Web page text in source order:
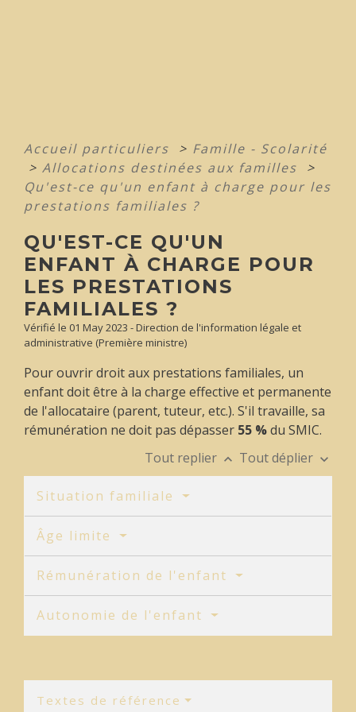
Accueil particuliers > Famille - Scolarité
> Allocations destinées aux familles
>
Qu'est-ce qu'un enfant à charge pour les
prestations familiales ?
QU'EST-CE QU'UN
ENFANT À CHARGE POUR
LES PRESTATIONS
FAMILIALES ?
Vérifié le 01 May 2023 - Direction de l'information légale et
administrative (Première ministre)
Pour ouvrir droit aux prestations familiales, un
enfant doit être à la charge effective et permanente
de l'allocataire (parent, tuteur, etc.). S'il travaille, sa
rémunération ne doit pas dépasser 55 %du SMIC.
Tout replier keyboard_arrow_up Tout déplier keyboard_arrow_down
Situation familiale
Âge limite
Rémunération de l'enfant
Autonomie de l'enfant
Textes de référence